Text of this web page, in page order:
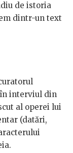
de istoria
dintr-un text
interviul din
al operei lui
(datări,